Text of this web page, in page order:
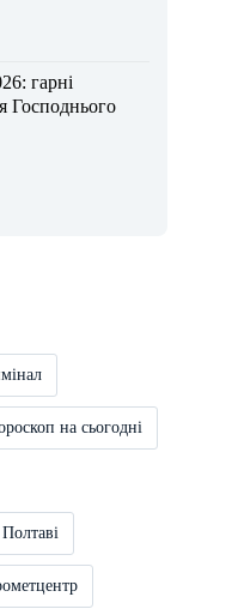
гарні
Господнього
на сьогодні